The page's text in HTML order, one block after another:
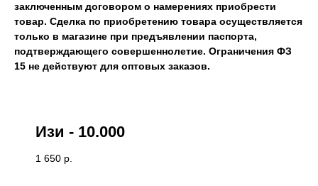
заключенным договором о намерениях приобрести
товар. Сделка по приобретению товара осуществляется
только в магазине при предъявлении паспорта,
подтверждающего совершеннолетие. Ограничения ФЗ
15 не действуют для оптовых заказов.
Изи - 10.000
1 650 р.